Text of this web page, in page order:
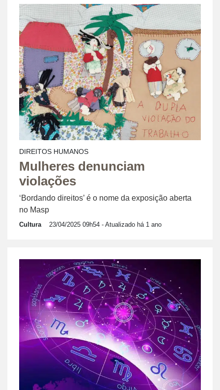
DIREITOS HUMANOS
Mulheres denunciam
violações
‘Bordando direitos’ é o nome da exposição aberta
no Masp
Cultura 23/04/2025 09h54 - Atualizado há 1 ano